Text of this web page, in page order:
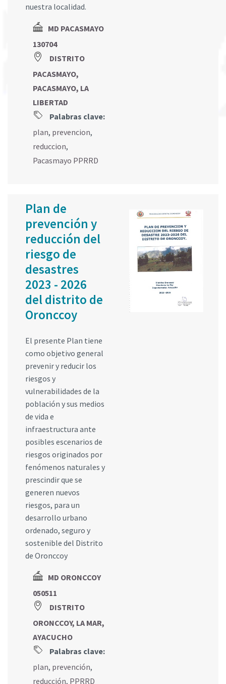
nuestra localidad.
MD PACASMAYO
130704
DISTRITO
PACASMAYO,
PACASMAYO, LA
LIBERTAD
Palabras clave:
plan, prevencion,
reduccion,
Pacasmayo PPRRD
Plan de
prevención y
reducción del
riesgo de
desastres
2023 - 2026
del distrito de
Oronccoy
El presente Plan tiene
como objetivo general
prevenir y reducir los
riesgos y
vulnerabilidades de la
población y sus medios
de vida e
infraestructura ante
posibles escenarios de
riesgos originados por
fenómenos naturales y
prescindir que se
generen nuevos
riesgos, para un
desarrollo urbano
ordenado, seguro y
sostenible del Distrito
de Oronccoy
MD ORONCCOY
050511
DISTRITO
ORONCCOY, LA MAR,
AYACUCHO
Palabras clave:
plan, prevención,
reducción, PPRRD